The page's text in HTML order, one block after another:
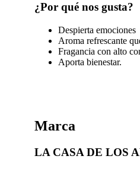
¿Por qué nos gusta?
Despierta emociones
Aroma refrescante
Fragancia con alto
Aporta bienestar.
Marca
LA CASA DE LOS